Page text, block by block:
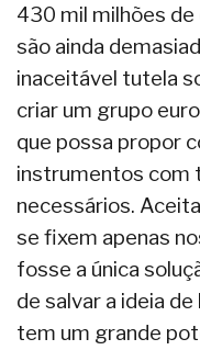
430 mil milhões
são ainda
inaceitável tutela
criar um grupo
que possa propor
instrumentos com
necessários.
se fixem apenas
fosse a única
de salvar a ideia
tem um grande